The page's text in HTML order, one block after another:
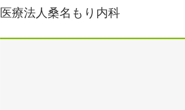
医療法人桑名もり内科